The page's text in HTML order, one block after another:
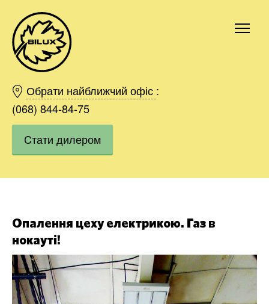
Обрати найближчий офіс :
(068) 844-84-75
Cтати дилером
Опалення цеху електрикою. Газ в
нокауті!
Київ
Харків
Одесса
Дніпро
Івано-Франківськ
Область
Замовити